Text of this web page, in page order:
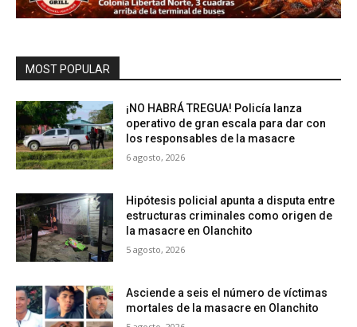
MOST POPULAR
¡NO HABRÁ TREGUA! Policía lanza
operativo de gran escala para dar con
los responsables de la masacre
6 agosto, 2026
Hipótesis policial apunta a disputa entre
estructuras criminales como origen de
la masacre en Olanchito
5 agosto, 2026
Asciende a seis el número de víctimas
mortales de la masacre en Olanchito